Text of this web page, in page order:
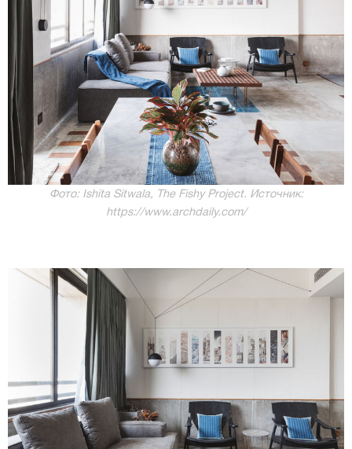
Фото: Ishita Sitwala, The Fishy Project. Источник:
https://www.archdaily.com/